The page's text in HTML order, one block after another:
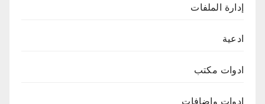
إدارة الملفات
ادعية
ادوات مكتب
ادوات وإضافات